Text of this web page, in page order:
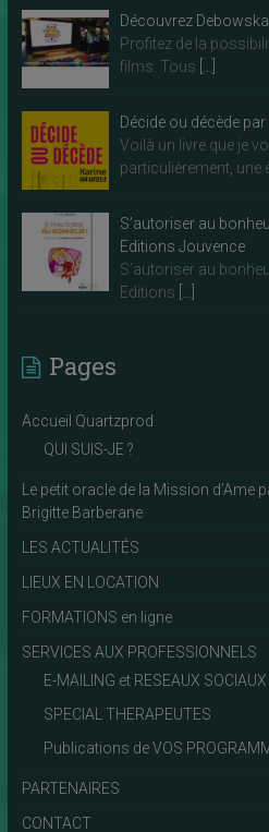
Découvrez
Profitez de la
films. Tous
Décide ou décède
Voilà un livre que je
particulièrement, une
S’autoriser au
Editions Jouvence
S’autoriser au
Editions
Pages
Accueil Quartzprod
QUI SUIS-JE ?
Le petit oracle de la Mission d’Ame
Brigitte Barberane
LES ACTUALITÉS
LIEUX EN LOCATION
FORMATIONS en ligne
SERVICES AUX PROFESSIONNELS
E-MAILING et RESEAUX SOCIAUX
SPECIAL THERAPEUTES
Publications de VOS
PARTENAIRES
CONTACT